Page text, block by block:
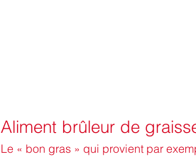
Aliment brûleur de
Le « bon gras » qui provient par